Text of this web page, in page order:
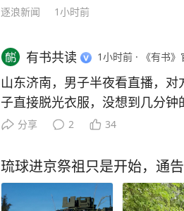
简单。 （来源：封面新闻、荔
闻线索，一经采纳即付报酬。24
逐浪新闻 1小时前
有书共读 1小时前 · 《有书
山东济南，男子半夜看直播，对
子直接脱光衣服，没想到几分钟
他卡里仅有的2万块存款，分14
他把借来的钱也一并打过去。
伙，就在他准备提交网贷申请
了。他那段不雅视频没有流出去
分享 2 34
琉球进京祭祖只是开始，通